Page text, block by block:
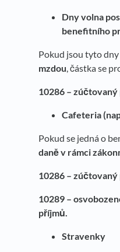
Dny volna
benefitního
Pokud jsou tyto
mzdou, částka se
10286 –
Cafeteria
Pokud se jedná o
daně v rámci
10286 –
10289 –
příjmů.
Stravenky